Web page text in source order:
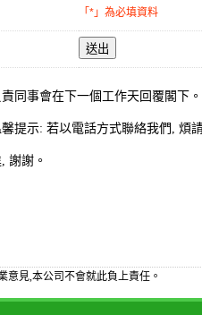
「*」為必填資料
送出
同事會在下一個工作天回覆閣下。
提示: 若以電話方式聯絡我們, 煩
謝謝。
見,本公司不會就此負上責任。